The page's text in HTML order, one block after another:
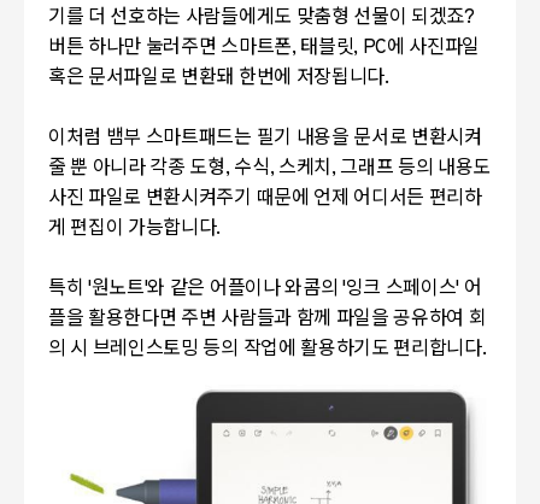
기를 더 선호하는 사람들에게도 맞춤형 선물이 되겠죠?
버튼 하나만 눌러주면 스마트폰, 태블릿, PC에 사진파일
혹은 문서파일로 변환돼 한번에 저장됩니다.
이처럼 뱀부 스마트패드는 필기 내용을 문서로 변환시켜
줄 뿐 아니라 각종 도형, 수식, 스케치, 그래프 등의 내용도
사진 파일로 변환시켜주기 때문에 언제 어디서든 편리하
게 편집이 가능합니다.
특히 '원노트'와 같은 어플이나 와콤의 '잉크 스페이스' 어
플을 활용한다면 주변 사람들과 함께 파일을 공유하여 회
의 시 브레인스토밍 등의 작업에 활용하기도 편리합니다.